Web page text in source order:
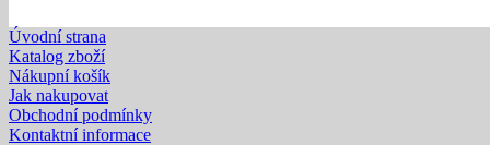
Úvodní strana
Katalog zboží
Nákupní košík
Jak nakupovat
Obchodní podmínky
Kontaktní informace